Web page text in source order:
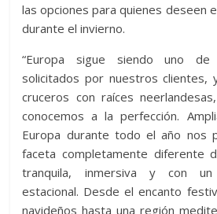
las opciones para quienes deseen
durante el invierno.
“Europa sigue siendo uno
solicitados por nuestros clientes,
cruceros con raíces
conocemos a la perfección.
Europa durante todo el año nos
faceta completamente diferente
tranquila, inmersiva y con un
estacional. Desde el encanto
navideños hasta una región